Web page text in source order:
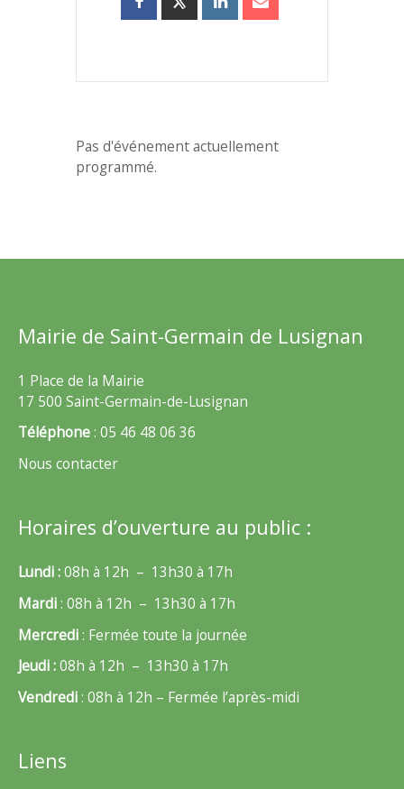
Pas d'événement actuellement
programmé.
Mairie de Saint-Germain de Lusignan
1 Place de la Mairie
17 500 Saint-Germain-de-Lusignan
Téléphone: 05 46 48 06 36
Nous contacter
Horaires d’ouverture au public :
Lundi :08h à 12h – 13h30 à 17h
Mardi: 08h à 12h – 13h30 à 17h
Mercredi: Fermée toute la journée
Jeudi :08h à 12h – 13h30 à 17h
Vendredi: 08h à 12h – Fermée l’après-midi
Liens